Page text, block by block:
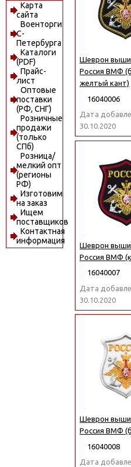
Карта
сайта
Военторги
С-
Петербурга
Каталоги
(PDF)
Прайс-
лист
Оптовые
поставки
(РФ, СНГ)
Розничные
продажи
(только
СПб)
Розница/
мелкий опт
(регионы
РФ)
Изготовим
на заказ
Ищем
поставщиков
Контактная
информация
Шеврон
Россия ВМФ
желтый кант)
16040006
Дата
30.10.2020
Шеврон
Россия ВМФ
16040007
Дата
30.10.2020
Шеврон
Россия ВМФ
16040008
Дата